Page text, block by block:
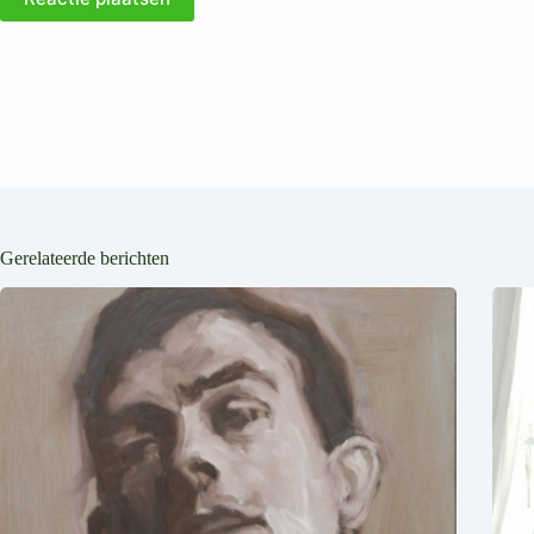
Gerelateerde berichten